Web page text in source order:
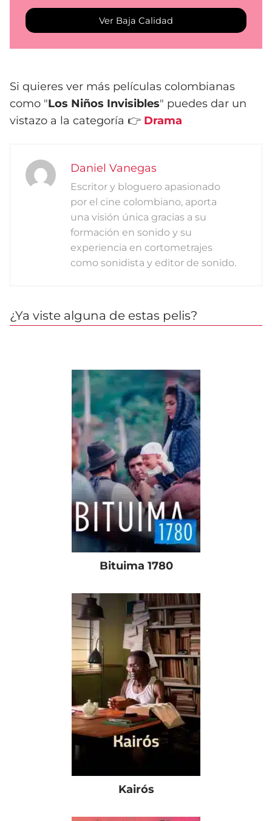
Ver Baja Calidad
Si quieres ver más películas colombianas
como "Los Niños Invisibles" puedes dar un
vistazo a la categoría 👉 Drama
Daniel Vanegas
Escritor y bloguero apasionado
por el cine colombiano, aporta
una visión única gracias a su
formación en sonido y su
experiencia en cortometrajes
como sonidista y editor de sonido.
¿Ya viste alguna de estas pelis?
Bituima 1780
Kairós